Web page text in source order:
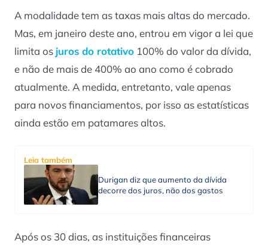
A modalidade tem as taxas mais altas do mercado.
Mas, em janeiro deste ano, entrou em vigor a lei que
limita os juros do rotativo 100% do valor da dívida,
e não de mais de 400% ao ano como é cobrado
atualmente. A medida, entretanto, vale apenas
para novos financiamentos, por isso as estatísticas
ainda estão em patamares altos.
Leia também
Durigan diz que aumento da dívida
decorre dos juros, não dos gastos
Após os 30 dias, as instituições financeiras